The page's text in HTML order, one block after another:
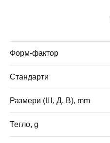
Форм-фактор
Стандарти
Размери (Ш, Д, В), mm
Тегло, g